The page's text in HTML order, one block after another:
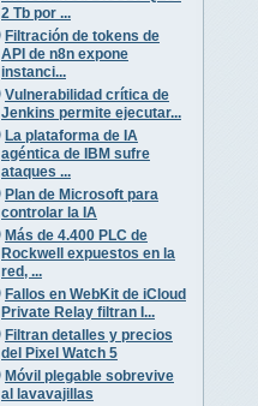
2 Tb por ...
Filtración de tokens de
API de n8n expone
instanci...
Vulnerabilidad crítica de
Jenkins permite ejecutar...
La plataforma de IA
agéntica de IBM sufre
ataques ...
Plan de Microsoft para
controlar la IA
Más de 4.400 PLC de
Rockwell expuestos en la
red, ...
Fallos en WebKit de iCloud
Private Relay filtran I...
Filtran detalles y precios
del Pixel Watch 5
Móvil plegable sobrevive
al lavavajillas